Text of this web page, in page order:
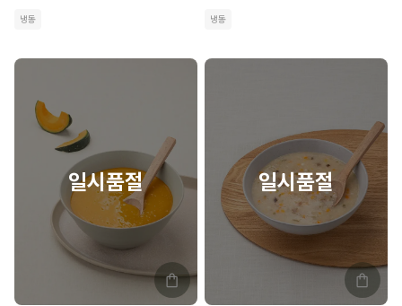
냉동 냉동